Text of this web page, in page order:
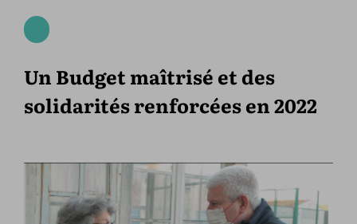
Un Budget maîtrisé et des
solidarités renforcées en 2022